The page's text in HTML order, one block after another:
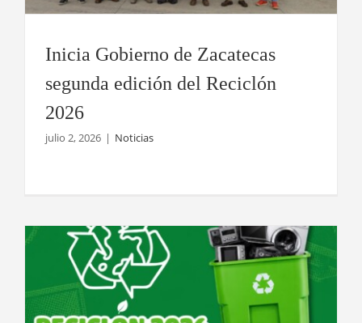
Inicia Gobierno de Zacatecas
segunda edición del Reciclón
2026
julio 2, 2026 | Noticias
Invita Gobierno de Zacatecas a